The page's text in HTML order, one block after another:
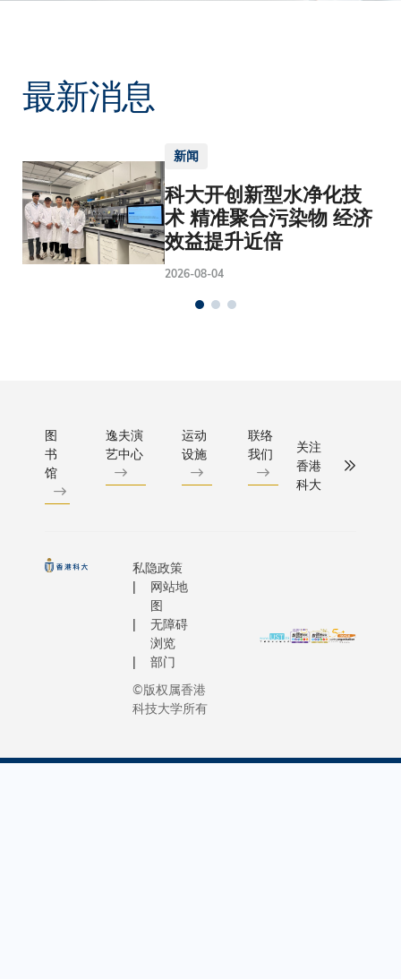
最新消息
新闻
科大开创新型水净化技
术 精准聚合污染物 经济
效益提升近倍
2026-08-04
图
书
馆
逸夫演
艺中心
运动
设施
联络
我们
关注
香港
科大
私隐政策
网站地
图
无障碍
浏览
部门
©版权属香港
科技大学所有